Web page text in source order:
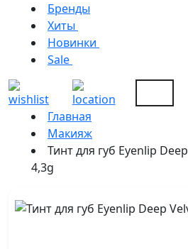
Бренды
Хиты
Новинки
Sale
Главная
Макияж
Тинт для губ Eyenlip
4,3g